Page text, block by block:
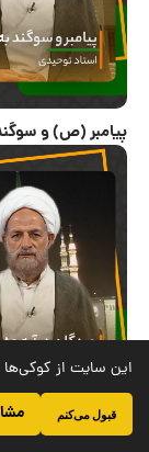
توجیه عملکرد
این سایت از کوکی‌ها
قبول می‌کنم